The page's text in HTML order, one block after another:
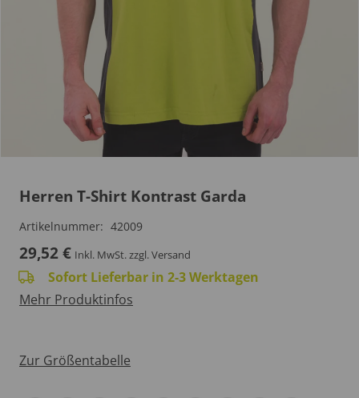
Herren T-Shirt Kontrast Garda
Artikelnummer: 42009
29,52€ Inkl. MwSt.zzgl. Versand
Sofort Lieferbar in 2-3 Werktagen
Mehr Produktinfos
Zur Größentabelle